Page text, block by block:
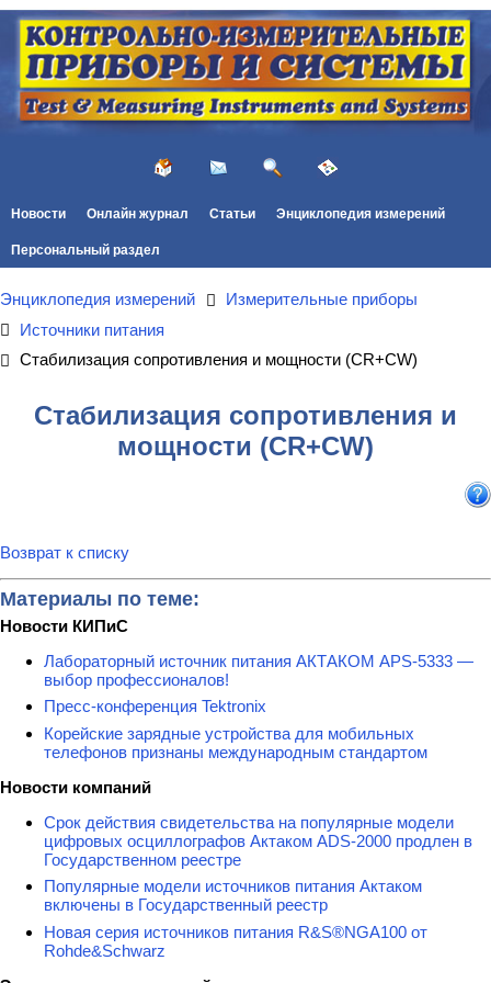
Новости Онлайн журнал Статьи Энциклопедия измерений
Персональный раздел
Энциклопедия измерений
Измерительные приборы
Источники питания
Стабилизация сопротивления и мощности (CR+CW)
Стабилизация сопротивления и
мощности (CR+CW)
Возврат к списку
Материалы по теме:
Новости КИПиС
Лабораторный источник питания АКТАКОМ APS-5333 —
выбор профессионалов!
Пресс-конференция Tektronix
Корейские зарядные устройства для мобильных
телефонов признаны международным стандартом
Новости компаний
Срок действия свидетельства на популярные модели
цифровых осциллографов Актаком ADS-2000 продлен в
Государственном реестре
Популярные модели источников питания Актаком
включены в Государственный реестр
Новая серия источников питания R&S®NGA100 от
Rohde&Schwarz